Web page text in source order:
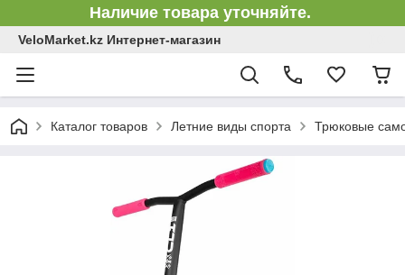
Наличие товара уточняйте.
VeloMarket.kz Интернет-магазин
Каталог товаров Летние виды спорта Трюковые